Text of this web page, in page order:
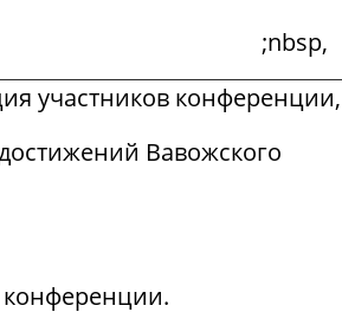
;nbsp,
участников конференции,
Вавожского